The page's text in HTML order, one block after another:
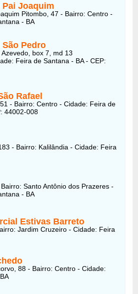
Pai Joaquim
Pitombo, 47 - Bairro: Centro -
- BA
São Pedro
box 7, md 13
Feira de Santana - BA - CEP:
Rafael
- Bairro: Centro - Cidade: Feira de
44002-008
- Bairro: Kalilândia - Cidade: Feira
Santo Antônio dos Prazeres -
- BA
Estivas Barreto
Jardim Cruzeiro - Cidade: Feira
88 - Bairro: Centro - Cidade: